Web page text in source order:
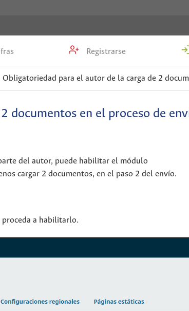
Registrarse
Obligatoriedad para el autor de la carga de 2
documentos en el proceso de
del autor, puede habilitar el módulo
cargar 2 documentos, en el paso 2 del envío.
proceda a habilitarlo.